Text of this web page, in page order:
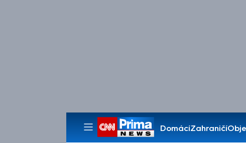
DomácíZahraničí
Pořady